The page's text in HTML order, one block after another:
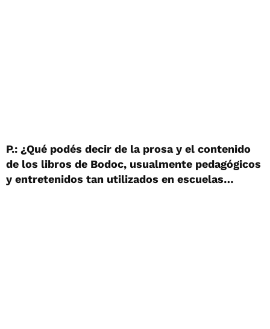
P.: ¿Qué podés decir de la prosa y el contenido
de los libros de Bodoc, usualmente pedagógicos
y entretenidos tan utilizados en escuelas…